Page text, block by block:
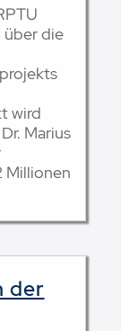
über die
wird
Marius
Millionen
der